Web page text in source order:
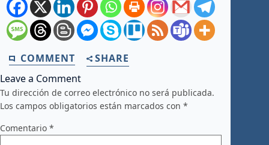
COMMENT
SHARE
Leave a Comment
Tu dirección de correo electrónico no será publicada.
Los campos obligatorios están marcados con *
Comentario *